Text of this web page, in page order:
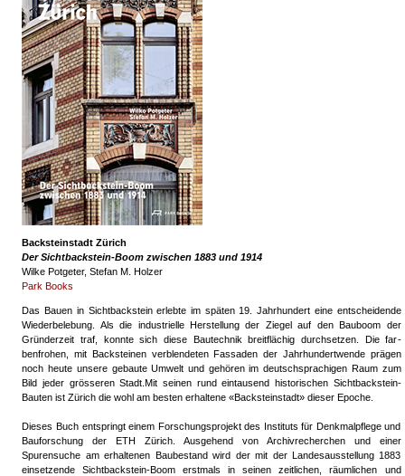
Backsteinstadt Zürich
Der Sichtbackstein-Boom zwischen 1883 und 1914
Wilke Potgeter, Stefan M. Holzer
Park Books
Das Bauen in Sichtbackstein erlebte im späten 19. Jahrhun­dert eine entscheidende
Wiederbelebung. Als die industrielle Herstellung der Ziegel auf den Bauboom der
Gründerzeit traf, konnte sich diese Bautechnik breitflächig durchsetzen. Die far­
benfrohen, mit Backsteinen verblendeten Fassaden der Jahr­hundertwende prägen
noch heute unsere gebaute Umwelt und gehören im deutschsprachigen Raum zum
Bild jeder grösseren Stadt.Mit seinen rund eintausend historischen Sichtbackstein-
Bauten ist Zürich die wohl am besten erhaltene «Backsteinstadt» dieser Epoche.
Dieses Buch entspringt einem Forschungsprojekt des Instituts für Denkmalpflege und
Bauforschung der ETH Zürich. Ausge­hend von Archivrecherchen und einer
Spurensuche am erhal­tenen Baubestand wird der mit der Landesausstellung 1883
einsetzende Sichtbackstein-Boom erstmals in seinen zeitlichen, räumlichen und